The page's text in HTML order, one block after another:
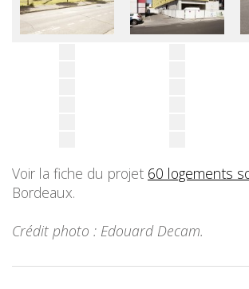
Voir la fiche du projet 60 logements
Bordeaux.
Crédit photo : Edouard Decam.